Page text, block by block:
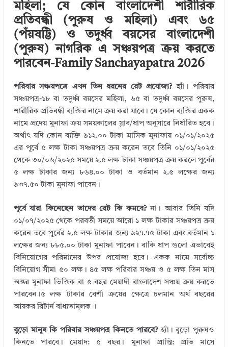
মহিলা; যে কোন বাংলাদেশী শারীরিক
প্রতিবন্ধী (পুরুষ ও মহিলা) এবং ৬৫
(পঁয়ষট্টি) ও তদুর্ধ্ব বয়সের বাংলাদেশী
(পুরুষ) নাগরিক এ সঞ্চয়পত্র ক্রয় করতে
পারবেন-Family Sanchayapatra 2026
পরিবার সঞ্চয়পত্রে এখন তিন ধরনের রেট প্রযোজ্য?হ্যাঁ। পরিবার
সঞ্চয়পত্র-১৮ বা তদুর্ধ্ব বয়সের মহিলা, ৬৫ বা তদুর্ধ্ব বয়সের পুরুষ,
শারীরিক প্রতিবন্ধী ব্যক্তির নামে ক্রয় করা যাবে। যে কোন ব্যক্তির একক
নামে প্রদেয় মুনাফা ক্রয় সময়কালের স্লাব/ধাপ অনুসারে নির্ধারিত হবে।
অর্থাৎ যদি কোন ব্যক্তি ৯১২.০০ টাকা মাসিক মুনাফায় ০১/০১/২০২৫
এর পূর্বে ৫ লক্ষ টাকা সঞ্চয়পত্র ক্রয় করেন তবে তিনি ০১/০১/২০২৫
থেকে ৩০/০৬/২০২৫ সময়ে ২.৫ লক্ষ টাকা সঞ্চয়পত্র ক্রয় করলে পূর্বের
৫ লক্ষ টাকার জন্য ৮৬৪.০০ টাকা ও বর্তমান ২.৫ লক্ষের জন্য
৯৩৭.৫০ টাকা মুনাফা পাবেন।
পূর্বে যারা কিনেছেন তাদের রেট কি কমবে?না। আবার তিনি যদি
০১/০৭/২০২৫ থেকে পরবর্তী সময়ে আরো ১ লক্ষ টাকার সঞ্চয়পত্র ক্রয়
করেন তবে পূর্বের ২.৫ লক্ষ টাকার জন্য ৯২৭.৭৫ টাকা এবং বর্তমান ১
লক্ষের জন্য ৮৮৫.০০ টাকা মুনাফা পাবেন। বাকি ধাপ গুলো এভাবেই
বিনিয়োগের পরিমানের উপর প্রযোজ্য হবে। একক নামে সর্বোচ্চ
বিনিয়োগ সীমা ৫০ লক্ষ। ৪৫ লক্ষ পরিবার সঞ্চয় ও ৫ লক্ষ তিন মাস
অন্তর মুনাফা ভিত্তিক বা ৫ বছর মেয়াদী বাংলাদেশ সঞ্চয় ক্রয় করতে
পারবেন।৫ লক্ষ টাকার বেশী ক্রয়ের ক্ষেত্রে চলমান অর্থ বছরের
আয়কর রিটার্ন বাধ্যতামূলক ।
বুড়ো মানুষ কি পরিবার সঞ্চয়পত্র কিনতে পারবে?হ্যাঁ। বুড়ো পুরুষও
কিনতে পারবে। মেয়াদ: ৫ বছর। মুনাফা প্রাপ্তি: প্রতি মাসে